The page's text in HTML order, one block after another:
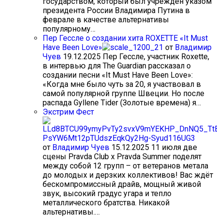
президента России Владимира Путина в
феврале в качестве альтернативы
популярному…
Пер Гессле о создании хита ROXETTE «It Must
Have Been Love»
от Владимир
Чуев 19.12.2025 Пер Гессле, участник Roxette,
в интервью для The Guardian рассказал о
создании песни «It Must Have Been Love»:
«Когда мне было чуть за 20, я участвовал в
самой популярной группе Швеции. Но после
распада Gyllene Tider (Золотые времена) я…
Экстрим Фест
от Владимир Чуев 15.12.2025 11 июля две
сцены Pravda Club x Pravda Summer поделят
между собой 12 групп – от ветеранов метала
до молодых и дерзких коллективов! Вас ждёт
бескомпромиссный драйв, мощный живой
звук, высокий градус угара и тепло
металлического братства. Никакой
альтернативы.…